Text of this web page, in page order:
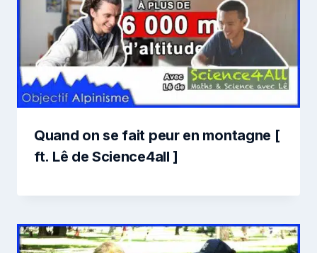
Quand on se fait peur en montagne [
ft. Lê de Science4all ]